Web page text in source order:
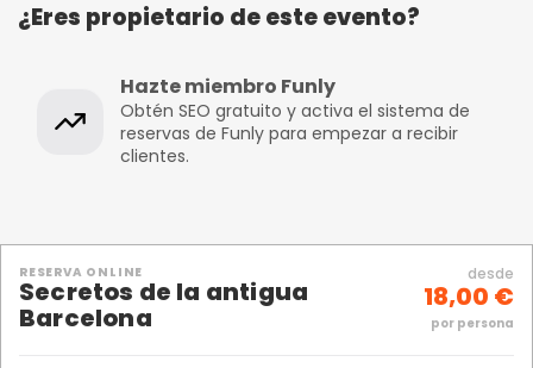
¿Eres propietario de este evento?
Hazte miembro Funly
Obtén SEO gratuito y activa el sistema de
reservas de Funly para empezar a recibir
clientes.
RESERVA ONLINE
Secretos de la antigua
Barcelona
desde
18,00 €
por persona